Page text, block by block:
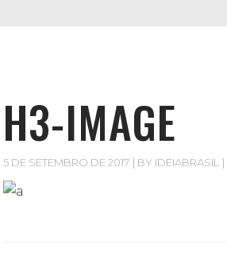
H3-IMAGE
5 DE SETEMBRO DE 2017 BY IDEIABRASIL